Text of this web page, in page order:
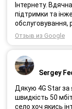
Інтернету.
підтримки та інженерам
обслуговування,
Через 3 роки
тоді рішення
Отзыв из Google
Sergey
Дякую 4G Star за
швидкість 50
село хоч якись